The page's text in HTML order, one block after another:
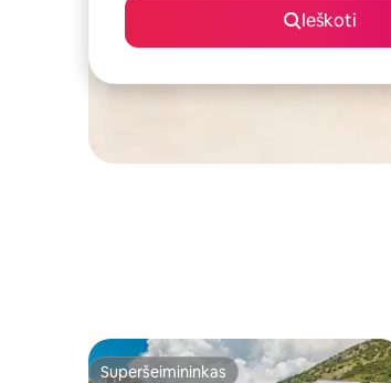
Ieškoti
Superšeimininkas